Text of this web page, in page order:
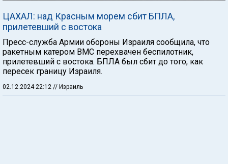
ЦАХАЛ: над Красным морем сбит БПЛА,
прилетевший с востока
Пресс-служба Армии обороны Израиля сообщила, что
ракетным катером ВМС перехвачен беспилотник,
прилетевший с востока. БПЛА был сбит до того, как
пересек границу Израиля.
02.12.2024 22:12 // Израиль